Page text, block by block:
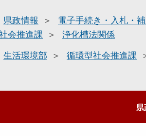
県政情報 電子手続き・入札・
会推進課 浄化槽法関係
生活環境部 循環型社会推進課
県